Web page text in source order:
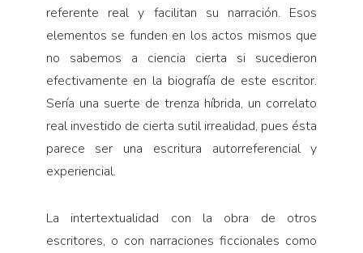
referente real y facilitan su narración. Esos
elementos se funden en los actos mismos que
no sabemos a ciencia cierta si sucedieron
efectivamente en la biografía de este escritor.
Sería una suerte de trenza híbrida, un correlato
real investido de cierta sutil irrealidad, pues ésta
parece ser una escritura autorreferencial y
experiencial.
La intertextualidad con la obra de otros
escritores, o con narraciones ficcionales como